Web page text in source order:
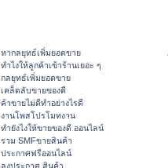
หากลยุทธ์เพิ่มยอดขาย
ทําไงให้ลูกค้าเข้าร้านเยอะ ๆ
กลยุทธ์เพิ่มยอดขาย
เคล็ดลับขายของดี
ค้าขายไม่ดีทำอย่างไรดี
งานโพสโปรโมทงาน
ทํายังไงให้ขายของดี ออนไลน์
รวม SMFขายสินค้า
ประกาศฟรีออนไลน์
ลงประกาศ สินค้า